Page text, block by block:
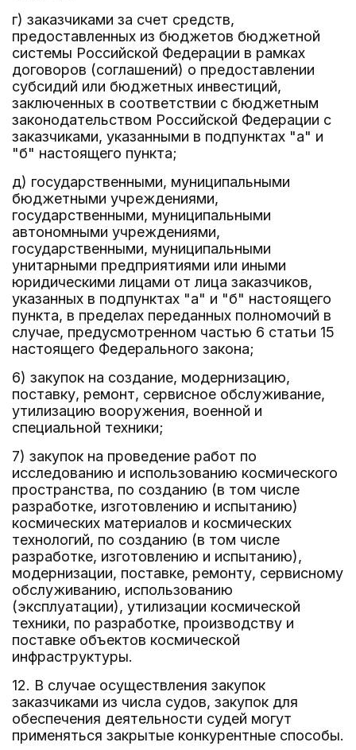
г) заказчиками за счет средств,
предоставленных из бюджетов бюджетной
системы Российской Федерации в рамках
договоров (соглашений) о предоставлении
субсидий или бюджетных инвестиций,
заключенных в соответствии с бюджетным
законодательством Российской Федерации с
заказчиками, указанными в подпунктах "а" и
"б" настоящего пункта;
д) государственными, муниципальными
бюджетными учреждениями,
государственными, муниципальными
автономными учреждениями,
государственными, муниципальными
унитарными предприятиями или иными
юридическими лицами от лица заказчиков,
указанных в подпунктах "а" и "б" настоящего
пункта, в пределах переданных полномочий в
случае, предусмотренном частью 6 статьи 15
настоящего Федерального закона;
6) закупок на создание, модернизацию,
поставку, ремонт, сервисное обслуживание,
утилизацию вооружения, военной и
специальной техники;
7) закупок на проведение работ по
исследованию и использованию космического
пространства, по созданию (в том числе
разработке, изготовлению и испытанию)
космических материалов и космических
технологий, по созданию (в том числе
разработке, изготовлению и испытанию),
модернизации, поставке, ремонту, сервисному
обслуживанию, использованию
(эксплуатации), утилизации космической
техники, по разработке, производству и
поставке объектов космической
инфраструктуры.
12. В случае осуществления закупок
заказчиками из числа судов, закупок для
обеспечения деятельности судей могут
применяться закрытые конкурентные способы.